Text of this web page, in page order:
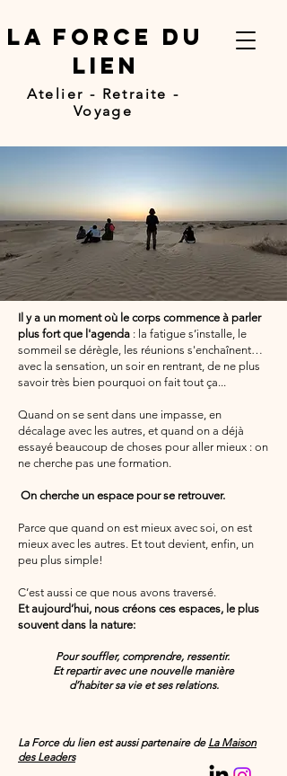
LA FORCE DU
LIEN
Atelier - Retraite -
Voyage
Il y a un moment où le corps commence à parler
plus fort que l'agenda : la fatigue s’installe, le
sommeil se dérègle, les réunions s'enchaînent…
avec la sensation, un soir en rentrant, de ne plus
savoir très bien pourquoi on fait tout ça...
Quand on se sent dans une impasse, en
décalage avec les autres, et quand on a déjà
essayé beaucoup de choses pour aller mieux : on
ne cherche pas une formation.
On cherche un espace pour se retrouver.
Parce que quand on est mieux avec soi, on est
mieux avec les autres. Et tout devient, enfin, un
peu plus simple!
C’est aussi ce que nous avons traversé.
Et aujourd’hui, nous créons ces espaces, le plus
souvent dans la nature:
Pour souffler, comprendre, ressentir.
Et repartiravec une nouvelle manière
d’habiter sa vie et ses relations.
La Force du lien est aussi partenaire de La Maison
des Leaders